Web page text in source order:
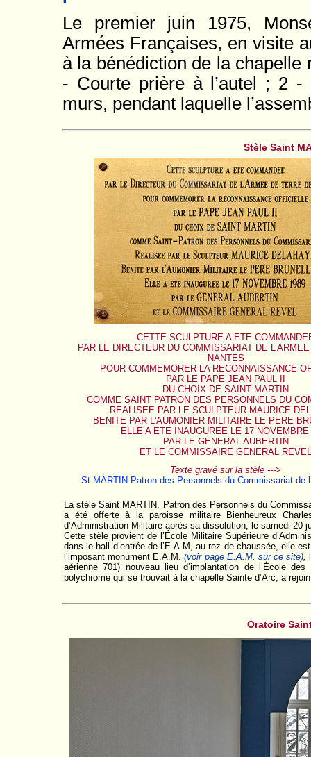
Le premier juin 1975,
Armées Françaises, en visite
à la bénédiction de la
- Courte prière à l’autel ; 2 -
murs, pendant laquelle
Stèle Saint
CETTE SCULPTURE A ETE
PAR LE DIRECTEUR DU COMMISSARIAT DE
NANTES
POUR COMMEMORER LA RECONNAISSANCE
PAR LE PAPE JEAN PAUL II
DU CHOIX DE SAINT MARTIN
COMME SAINT PATRON DES PERSONNELS DU
REALISEE PAR LE SCULPTEUR MAURICE
BENITE PAR L'AUMONIER MILITAIRE LE PERE
ELLE A ETE INAUGUREE LE 17 NOVEMBRE
PAR LE GENERAL AUBERTIN
ET LE COMMISSAIRE GENERAL REVEL
Texte gravé sur la stèle --->
St MARTIN Patron des Personnels du Commissariat de
La stèle Saint MARTIN, Patron des Personnels du
a été offerte à la paroisse militaire Bienheureux
d’Administration Militaire après sa dissolution, le samedi 20
Cette stèle provient de l’École Militaire Supérieure
dans le hall d’entrée de l’E.A.M, au rez de chaussée, elle
l’imposant monument E.A.M.(voir page E.A.M. sur ce site),
aérienne 701) nouveau lieu d’implantation de l’École
polychrome qui se trouvait à la chapelle Sainte d’Arc, a
Oratoire